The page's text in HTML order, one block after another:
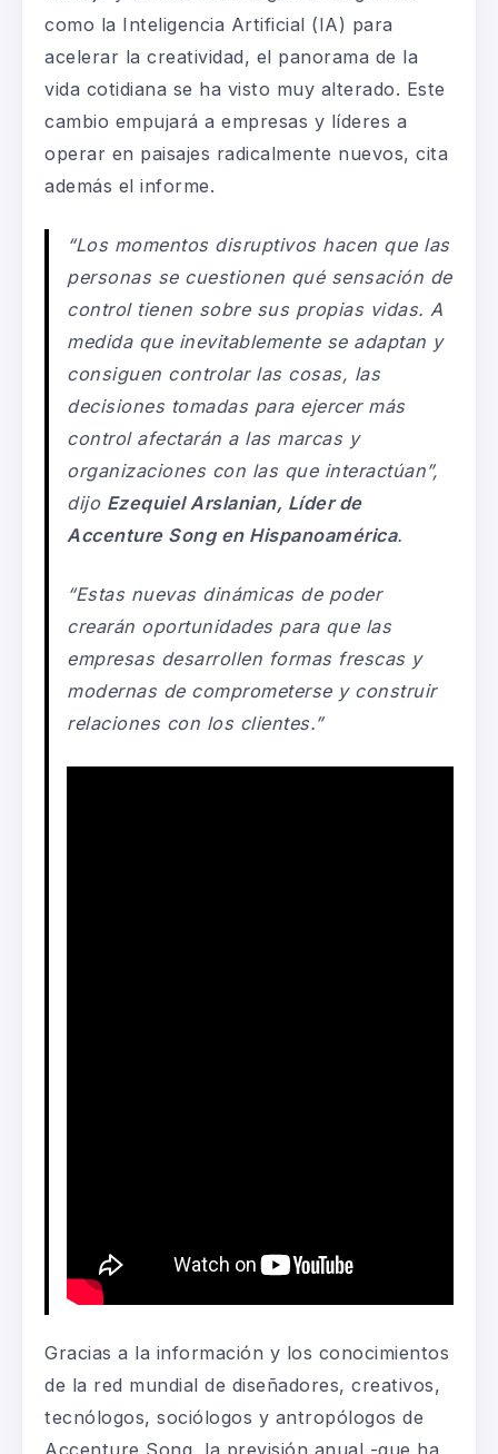
como la Inteligencia Artificial (IA) para
acelerar la creatividad, el panorama de la
vida cotidiana se ha visto muy alterado. Este
cambio empujará a empresas y líderes a
operar en paisajes radicalmente nuevos, cita
además el informe.
“Los momentos disruptivos hacen que las
personas se cuestionen qué sensación de
control tienen sobre sus propias vidas. A
medida que inevitablemente se adaptan y
consiguen controlar las cosas, las
decisiones tomadas para ejercer más
control afectarán a las marcas y
organizaciones con las que interactúan”,
dijo Ezequiel Arslanian, Líder de
Accenture Songen Hispanoamérica.
“Estas nuevas dinámicas de poder
crearán oportunidades para que las
empresas desarrollen formas frescas y
modernas de comprometerse y construir
relaciones con los clientes.”
Gracias a la información y los conocimientos
de la red mundial de diseñadores, creativos,
tecnólogos, sociólogos y antropólogos de
Accenture Song, la previsión anual -que ha